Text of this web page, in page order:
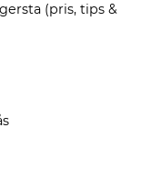
(pris, tips &